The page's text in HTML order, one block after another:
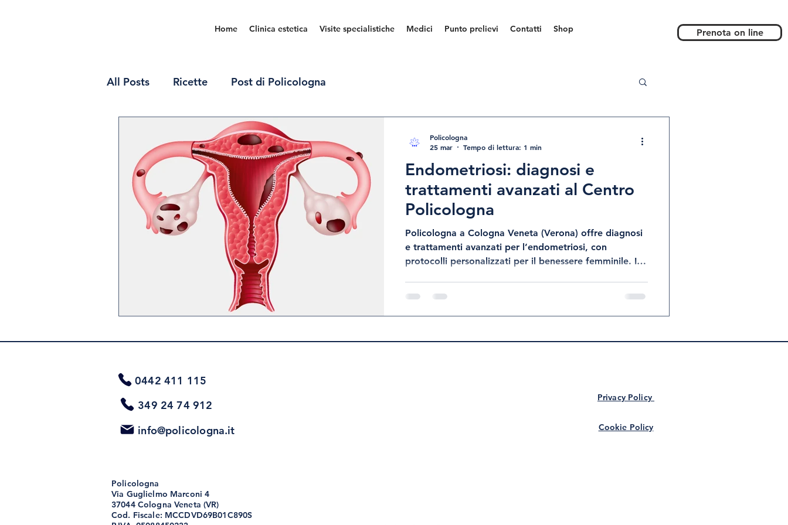
Home Clinica estetica Visite specialistiche Medici Punto prelievi Contatti Shop Prenota on line
All Posts Ricette Post di Policologna
Endometriosi: diagnosi e
trattamenti avanzati al Centro
Policologna
Policologna a Cologna Veneta (Verona) offre diagnosi
e trattamenti avanzati per l’endometriosi, con
protocolli personalizzati per il benessere femminile. Il
dolore, la prevenzione e la fertilità.
Policologna
25 mar
Tempo di lettura: 1 min
0442 411 115
info@policologna.it
349 24 74 912
Privacy Policy
Cookie Policy
Policologna
Via Guglielmo Marconi 4
37044 Cologna Veneta (VR)
Cod. Fiscale: MCCDVD69B01C890S